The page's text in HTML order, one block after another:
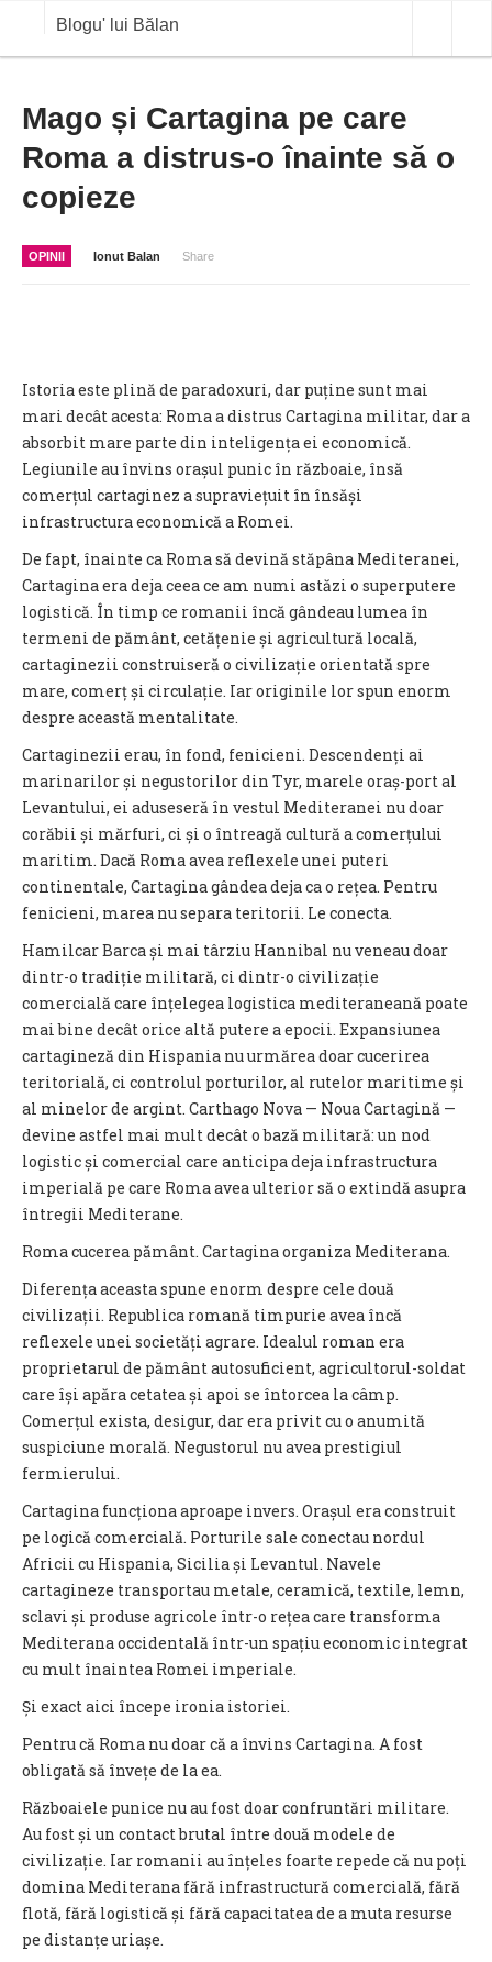
Blogu' lui Bălan
OPINII
ANALIZE
BLOG IN DIALOG
Mago și Cartagina pe care
Roma a distrus-o înainte să o
copieze
OPINII Ionut Balan Share
Istoria este plină de paradoxuri, dar puține sunt mai
mari decât acesta: Roma a distrus Cartagina militar, dar a
absorbit mare parte din inteligența ei economică.
Legiunile au învins orașul punic în războaie, însă
comerțul cartaginez a supraviețuit în însăși
infrastructura economică a Romei.
De fapt, înainte ca Roma să devină stăpâna Mediteranei,
Cartagina era deja ceea ce am numi astăzi o superputere
logistică. În timp ce romanii încă gândeau lumea în
termeni de pământ, cetățenie și agricultură locală,
cartaginezii construiseră o civilizație orientată spre
mare, comerț și circulație. Iar originile lor spun enorm
despre această mentalitate.
Cartaginezii erau, în fond, fenicieni. Descendenți ai
marinarilor și negustorilor din Tyr, marele oraș-port al
Levantului, ei aduseseră în vestul Mediteranei nu doar
corăbii și mărfuri, ci și o întreagă cultură a comerțului
maritim. Dacă Roma avea reflexele unei puteri
continentale, Cartagina gândea deja ca o rețea. Pentru
fenicieni, marea nu separa teritorii. Le conecta.
Hamilcar Barca și mai târziu Hannibal nu veneau doar
dintr-o tradiție militară, ci dintr-o civilizație
comercială care înțelegea logistica mediteraneană poate
mai bine decât orice altă putere a epocii. Expansiunea
cartagineză din Hispania nu urmărea doar cucerirea
teritorială, ci controlul porturilor, al rutelor maritime și
al minelor de argint. Carthago Nova — Noua Cartagină —
devine astfel mai mult decât o bază militară: un nod
logistic și comercial care anticipa deja infrastructura
imperială pe care Roma avea ulterior să o extindă asupra
întregii Mediterane.
Roma cucerea pământ. Cartagina organiza Mediterana.
Diferența aceasta spune enorm despre cele două
civilizații. Republica romană timpurie avea încă
reflexele unei societăți agrare. Idealul roman era
proprietarul de pământ autosuficient, agricultorul-soldat
care își apăra cetatea și apoi se întorcea la câmp.
Comerțul exista, desigur, dar era privit cu o anumită
suspiciune morală. Negustorul nu avea prestigiul
fermierului.
Cartagina funcționa aproape invers. Orașul era construit
pe logică comercială. Porturile sale conectau nordul
Africii cu Hispania, Sicilia și Levantul. Navele
cartagineze transportau metale, ceramică, textile, lemn,
sclavi și produse agricole într-o rețea care transforma
Mediterana occidentală într-un spațiu economic integrat
cu mult înaintea Romei imperiale.
Și exact aici începe ironia istoriei.
Pentru că Roma nu doar că a învins Cartagina. A fost
obligată să învețe de la ea.
Războaiele punice nu au fost doar confruntări militare.
Au fost și un contact brutal între două modele de
civilizație. Iar romanii au înțeles foarte repede că nu poți
domina Mediterana fără infrastructură comercială, fără
flotă, fără logistică și fără capacitatea de a muta resurse
pe distanțe uriașe.